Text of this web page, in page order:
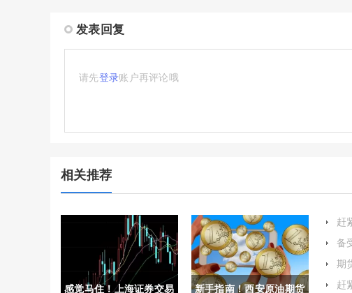
发表回复
请先登录账户再评论哦
相关推荐
感觉马住！上海证券交易 新手指南！西安原油期货
赶
性
备
段)
期
赶